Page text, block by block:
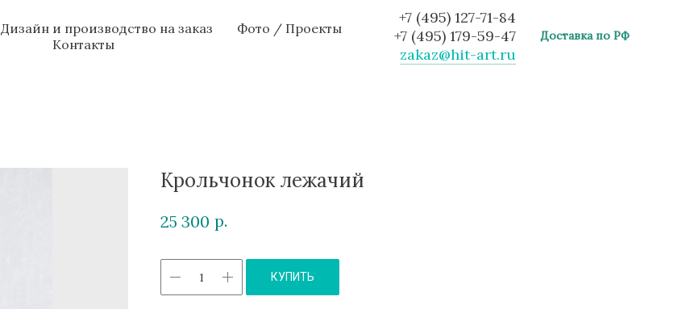
Дизайн и производство на заказ
Фото / Проекты
Контакты
+7 (495) 127-71-84
+7 (495) 179-59-47
zakaz@hit-art.ru
Доставка по РФ
Крольчонок лежачий
25 300 р.
КУПИТЬ